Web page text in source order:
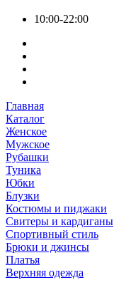
10:00-22:00
Главная
Каталог
Женское
Мужское
Рубашки
Туника
Юбки
Блузки
Костюмы и пиджаки
Свитеры и кардиганы
Спортивный стиль
Брюки и джинсы
Платья
Верхняя одежда